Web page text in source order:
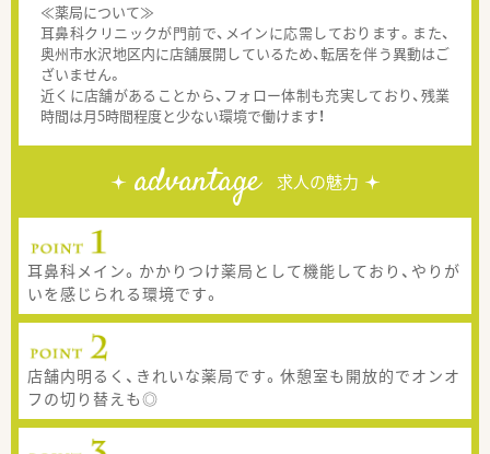
≪薬局について≫
耳鼻科クリニックが門前で、メインに応需しております。また、
奥州市水沢地区内に店舗展開しているため、転居を伴う異動はご
ざいません。
近くに店舗があることから、フォロー体制も充実しており、残業
時間は月5時間程度と少ない環境で働けます！
advantage 求人の魅力
耳鼻科メイン。かかりつけ薬局として機能しており、やりが
いを感じられる環境です。
店舗内明るく、きれいな薬局です。休憩室も開放的でオンオ
フの切り替えも◎